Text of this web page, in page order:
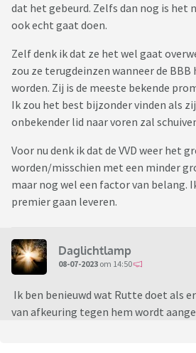
dat het gebeurd. Zelfs dan nog is het
ook echt gaat doen.
Zelf denk ik dat ze het wel gaat
zou ze terugdeinzen wanneer de
worden. Zij is de meeste bekende
Ik zou het best bijzonder vinden als
onbekender lid naar voren zal
Voor nu denk ik dat de VVD weer het
worden/misschien met een minder
maar nog wel een factor van belang.
premier gaan leveren.
Daglichtlamp
08-07-2023 om 14:50
Ik ben benieuwd wat Rutte doet als
van afkeuring tegen hem wordt